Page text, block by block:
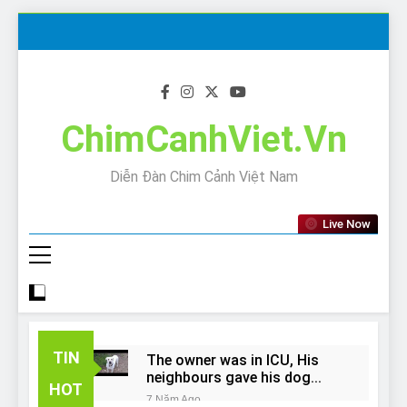
ChimCanhViet.Vn
Diễn Đàn Chim Cảnh Việt Nam
Live Now
TIN
HOT
The owner was in ICU, His
neighbours gave his dog
away!
7 Năm Ago